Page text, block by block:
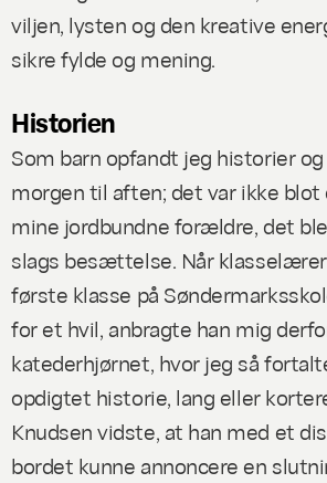
viljen, lysten og den kreative
sikre fylde og mening.
Historien
Som barn opfandt jeg historier
morgen til aften; det var ikke blot
mine jordbundne forældre, det
slags besættelse. Når
første klasse på
for et hvil, anbragte han mig
katederhjørnet, hvor jeg så
opdigtet historie, lang eller
Knudsen vidste, at han med et
bordet kunne annoncere en